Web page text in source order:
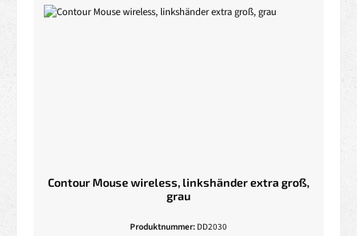
Contour Mouse wireless, linkshänder extra groß,
grau
Produktnummer: DD2030